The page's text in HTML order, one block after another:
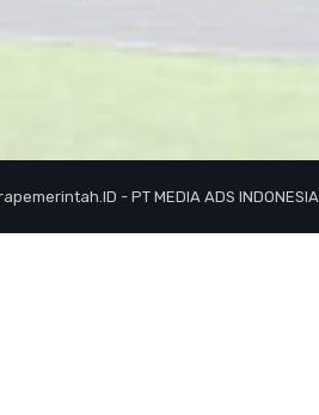
- PT MEDIA ADS INDONESIA